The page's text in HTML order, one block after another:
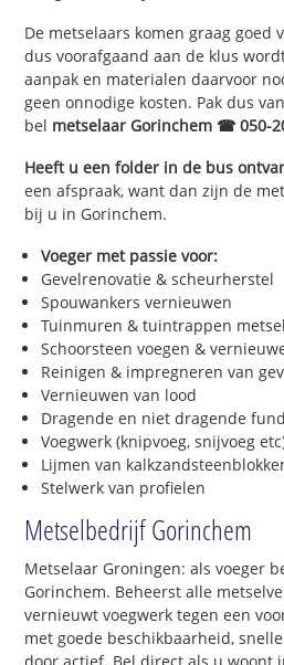
De metselaars komen graag goed
dus voorafgaand aan de klus
aanpak en materialen daarvoor
geen onnodige kosten. Pak dus
bel metselaar Gorinchem ☎ 050-
Heeft u een folder in de bus
een afspraak, want dan zijn de
bij u in Gorinchem.
Voeger met passie voor:
Gevelrenovatie & scheurherstel
Spouwankers vernieuwen
Tuinmuren & tuintrappen
Schoorsteen voegen &
Reinigen & impregneren van
Vernieuwen van lood
Dragende en niet dragende
Voegwerk (knipvoeg, snijvoeg
Lijmen van
Stelwerk van profielen
Metselbedrijf Gorinchem
Metselaar Groningen: als voeger
Gorinchem. Beheerst alle
vernieuwt voegwerk tegen een
met goede beschikbaarheid,